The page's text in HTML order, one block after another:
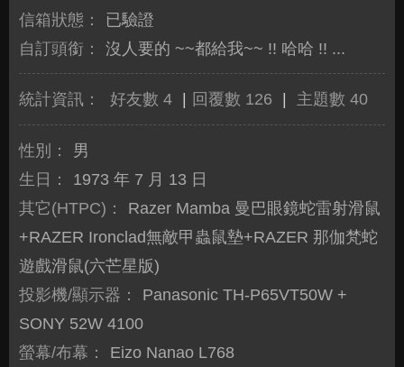
信箱狀態：
已驗證
自訂頭銜：
沒人要的 ~~都給我~~ !! 哈哈 !! ...
統計資訊： 好友數 4 回覆數 126 主題數 40
性別：
男
生日：
1973 年 7 月 13 日
其它(HTPC)：
Razer Mamba 曼巴眼鏡蛇雷射滑鼠
+RAZER Ironclad無敵甲蟲鼠墊+RAZER 那伽梵蛇
遊戲滑鼠(六芒星版)
投影機/顯示器：
Panasonic TH-P65VT50W +
SONY 52W 4100
螢幕/布幕：
Eizo Nanao L768